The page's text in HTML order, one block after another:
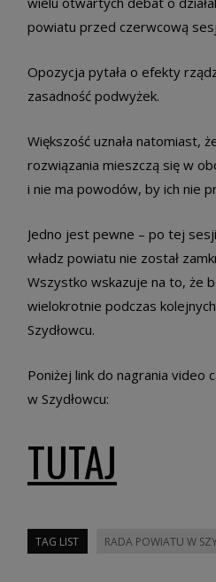
powiatu przed czerwcową
Opozycja pytała o efekty
zasadność podwyżek.
Większość uznała natomiast,
rozwiązania mieszczą się w
i nie ma powodów, by ich nie
Jedno jest pewne – po tej
władz powiatu nie został
Wszystko wskazuje na to, że
wielokrotnie podczas
Szydłowcu.
Poniżej link do nagrania video
w Szydłowcu:
TUTAJ
TAG LIST RADA POWIATU W